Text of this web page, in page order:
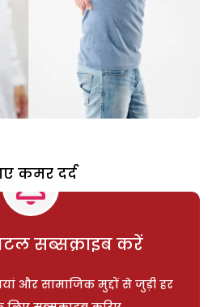
कमर दर्द
सब्सक्राइब करें
और सामाजिक मुद्दों से जुड़ी हर